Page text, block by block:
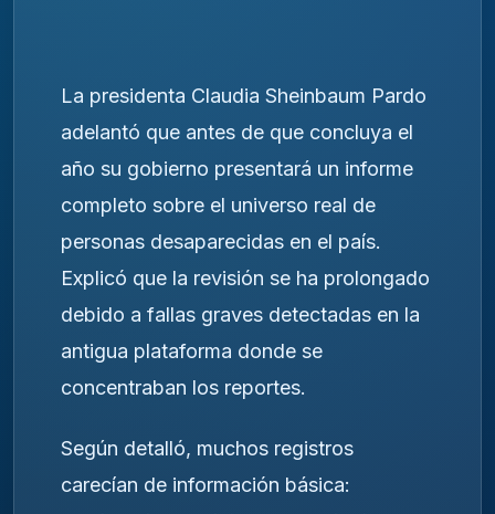
La presidenta Claudia Sheinbaum Pardo
adelantó que antes de que concluya el
año su gobierno presentará un informe
completo sobre el universo real de
personas desaparecidas en el país.
Explicó que la revisión se ha prolongado
debido a fallas graves detectadas en la
antigua plataforma donde se
concentraban los reportes.
Según detalló, muchos registros
carecían de información básica: